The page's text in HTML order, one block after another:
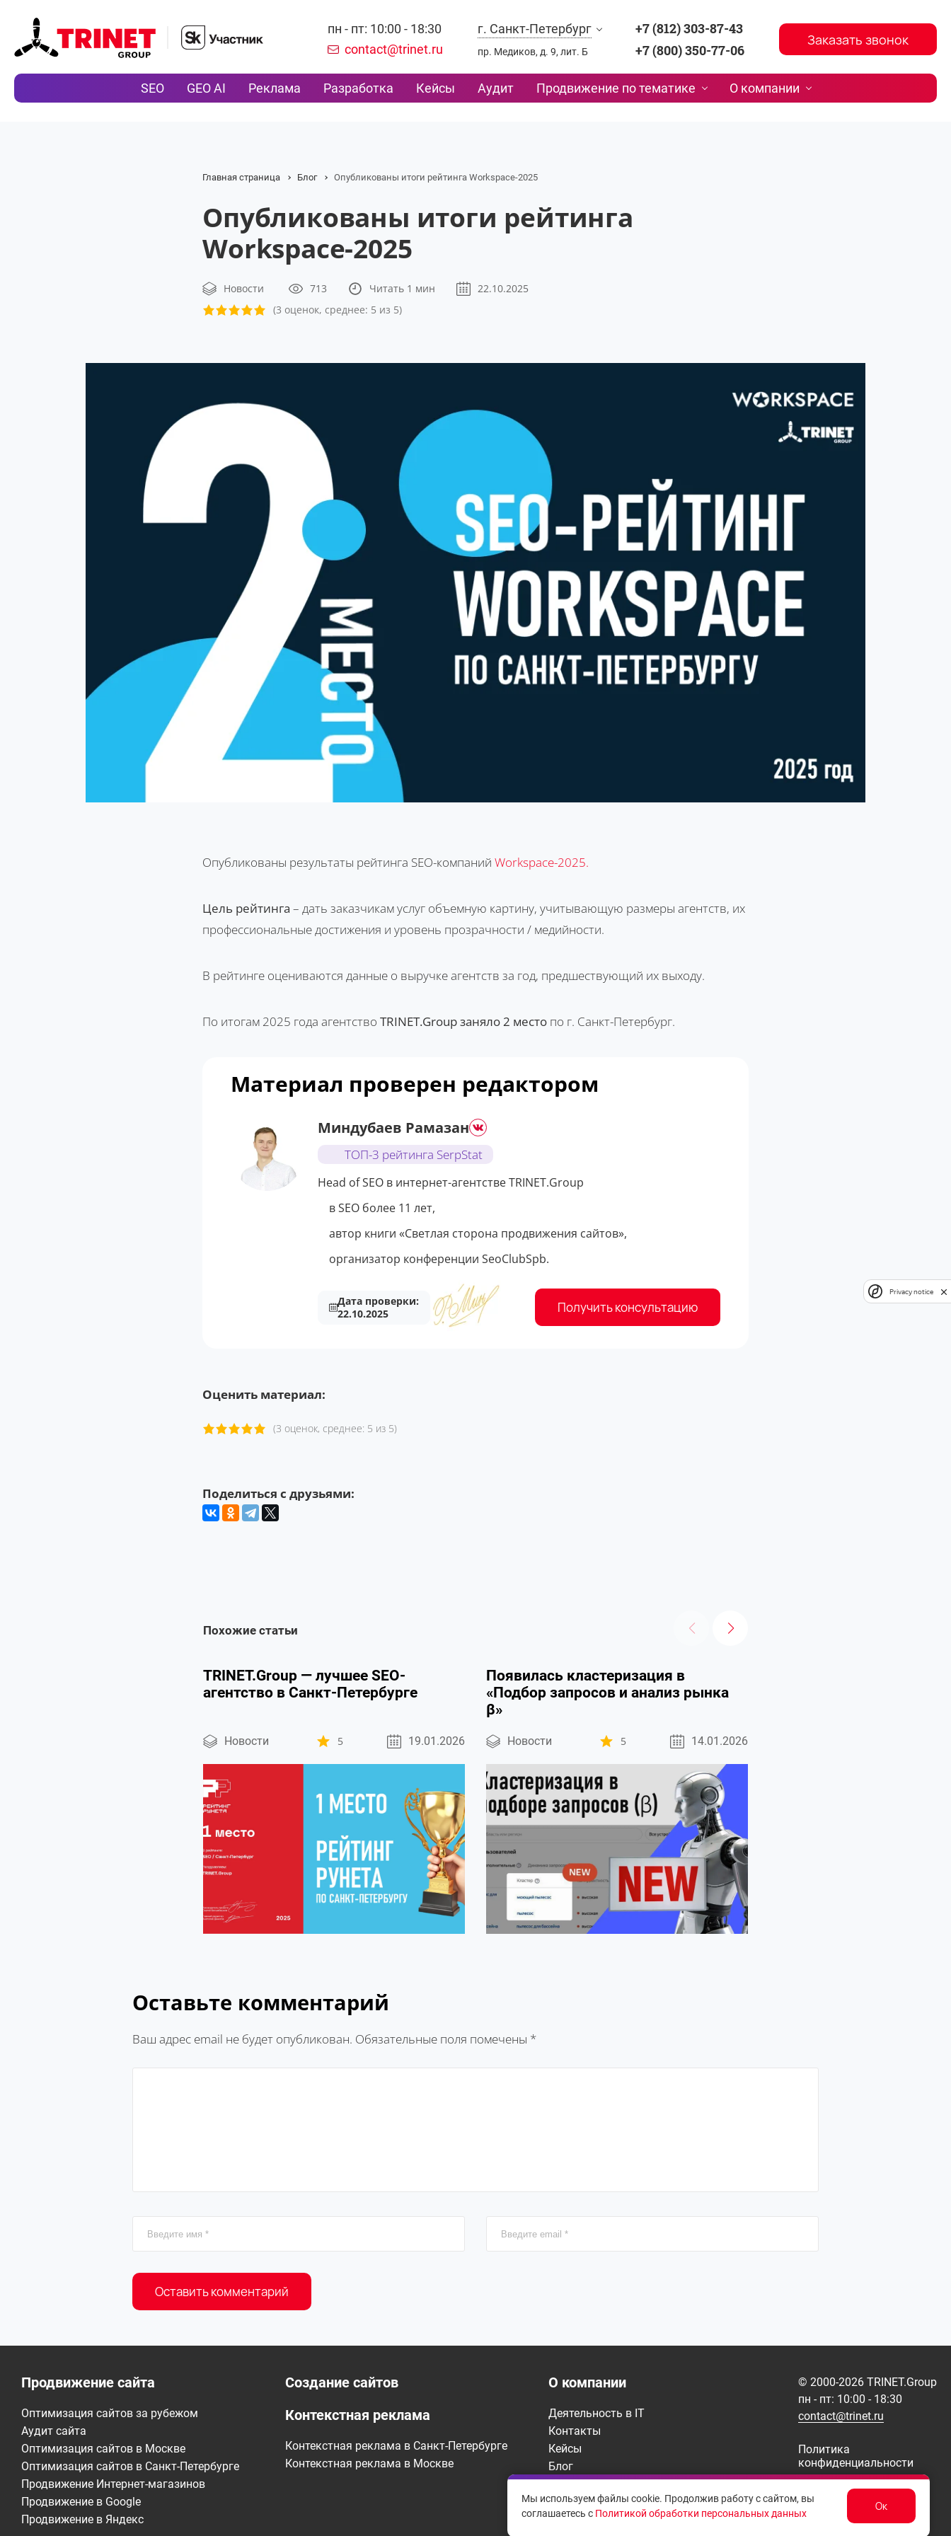
пн - пт: 10:00 - 18:30
contact@trinet.ru
г. Санкт-Петербург
пр. Медиков, д. 9, лит. Б
+7 (812) 303-87-43
+7 (800) 350-77-06
Заказать звонок
SEO GEO AI Реклама Разработка Кейсы Аудит Продвижение по тематике О компании
Главная страница Блог Опубликованы итоги рейтинга Workspace-2025
Опубликованы итоги рейтинга
Workspace-2025
Новости 713 Читать 1 мин
22.10.2025
(3 оценок, среднее: 5 из 5)
Опубликованы результаты рейтинга SEO-компанийWorkspace-2025.
Цель рейтинга – дать заказчикам услуг объемную картину, учитывающую размеры агентств, их
профессиональные достижения и уровень прозрачности / медийности.
В рейтинге оцениваются данные о выручке агентств за год, предшествующий их выходу.
По итогам 2025 года агентствоTRINET.Group заняло 2 место по г. Санкт-Петербург.
Материал проверен редактором
Миндубаев Рамазан
ТОП-3 рейтинга SerpStat
Head of SEO в интернет-агентстве TRINET.Group
в SEO более 11 лет,
автор книги «Светлая сторона продвижения сайтов»,
организатор конференции SeoClubSpb.
Дата проверки:
22.10.2025
Получить консультацию
Оценить материал:
(3 оценок, среднее: 5 из 5)
Поделиться с друзьями:
Похожие статьи
TRINET.Group — лучшее SEO-
агентство в Санкт-Петербурге
Новости 5 19.01.2026
Появилась кластеризация в
«Подбор запросов и анализ рынка
β»
Новости 5 14.01.2026
Оставьте комментарий
Ваш адрес email не будет опубликован. Обязательные поля помечены *
Продвижение сайта
Оптимизация сайтов за рубежом
Аудит сайта
Оптимизация сайтов в Москве
Оптимизация сайтов в Санкт-Петербурге
Продвижение Интернет-магазинов
Продвижение в Google
Продвижение в Яндекс
Создание сайтов
Контекстная реклама
Контекстная реклама в Санкт-Петербурге
Контекстная реклама в Москве
О компании
Деятельность в IT
Контакты
Кейсы
Блог
© 2000-2026 TRINET.Group
пн - пт: 10:00 - 18:30
contact@trinet.ru
Политика
конфиденциальности
Договор-оферта
Карта сайта
Мы используем файлы cookie. Продолжив работу с сайтом, вы
соглашаетесь с Политикой обработки персональных данных
Ок
Privacy notice